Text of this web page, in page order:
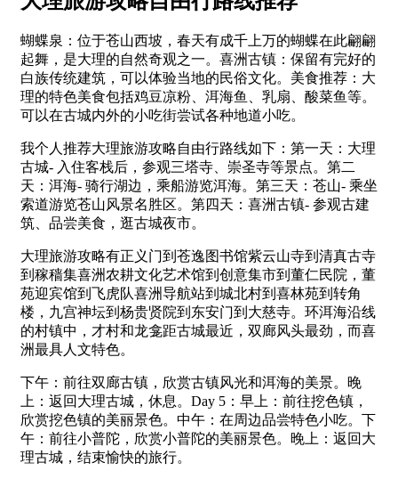
蝴蝶泉：位于苍山西坡，春天有成千上万的蝴蝶在此翩翩
起舞，是大理的自然奇观之一。喜洲古镇：保留有完好的
白族传统建筑，可以体验当地的民俗文化。美食推荐：大
理的特色美食包括鸡豆凉粉、洱海鱼、乳扇、酸菜鱼等。
可以在古城内外的小吃街尝试各种地道小吃。
我个人推荐大理旅游攻略自由行路线如下：第一天：大理
古城- 入住客栈后，参观三塔寺、崇圣寺等景点。第二
天：洱海- 骑行湖边，乘船游览洱海。第三天：苍山- 乘坐
索道游览苍山风景名胜区。第四天：喜洲古镇- 参观古建
筑、品尝美食，逛古城夜市。
大理旅游攻略有正义门到苍逸图书馆紫云山寺到清真古寺
到稼穑集喜洲农耕文化艺术馆到创意集市到董仁民院，董
苑迎宾馆到飞虎队喜洲导航站到城北村到喜林苑到转角
楼，九宫神坛到杨贵贤院到东安门到大慈寺。环洱海沿线
的村镇中，才村和龙龛距古城最近，双廊风头最劲，而喜
洲最具人文特色。
下午：前往双廊古镇，欣赏古镇风光和洱海的美景。晚
上：返回大理古城，休息。Day 5：早上：前往挖色镇，
欣赏挖色镇的美丽景色。中午：在周边品尝特色小吃。下
午：前往小普陀，欣赏小普陀的美丽景色。晚上：返回大
理古城，结束愉快的旅行。